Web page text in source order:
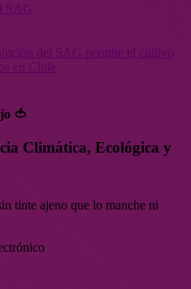
del SAG permite el cultivo
en Chile
🍅
Climática, Ecológica y
tinte ajeno que lo manche ni